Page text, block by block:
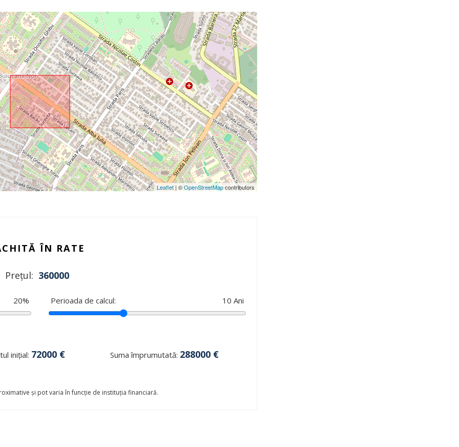
Leaflet| ©OpenStreetMapcontributors
ÎN RATE
Prețul: 360000
20% Perioada de calcul: 10 Ani
inițial: 72000€ Suma împrumutată: 288000€
și pot varia în funcție de instituția financiară.